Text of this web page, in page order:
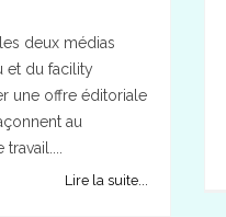
deux médias
et du facility
une offre éditoriale
au
Lire la suite...